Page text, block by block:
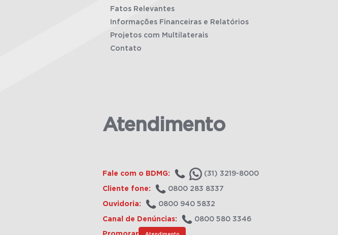
Fatos Relevantes
Informações Financeiras e Relatórios
Projetos com Multilaterais
Contato
Atendimento
Fale com o BDMG: (31) 3219-8000
Cliente fone: 0800 283 8337
Ouvidoria: 0800 940 5832
Canal de Denúncias: 0800 580 3346
Atendimento